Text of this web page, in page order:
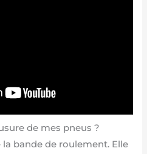
de mes pneus ?
bande de roulement. Elle